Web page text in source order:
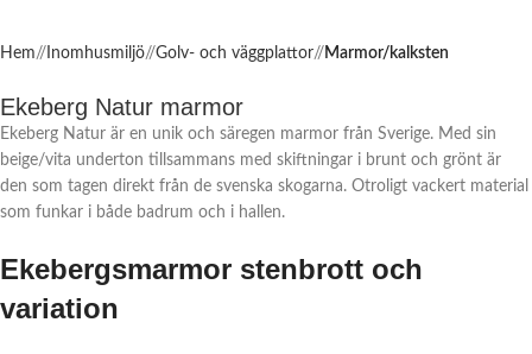
Hem/ Inomhusmiljö/ Golv- och väggplattor/ Marmor/kalksten
Ekeberg Natur marmor
Ekeberg Natur är en unik och säregen marmor från Sverige. Med sin
beige/vita underton tillsammans med skiftningar i brunt och grönt är
den som tagen direkt från de svenska skogarna. Otroligt vackert material
som funkar i både badrum och i hallen.
Ekebergsmarmor stenbrott och
variation